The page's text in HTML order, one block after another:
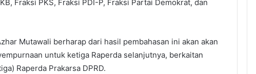
Fraksi PKS, Fraksi PDI-P, Fraksi Partai Demokrat, dan
Mutawali berharap dari hasil pembahasan ini akan akan
untuk ketiga Raperda selanjutnya, berkaitan
Raperda Prakarsa DPRD.